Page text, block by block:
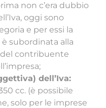
non c’era dubbio
oggi sono
e per essi la
è subordinata alla
contribuente
dell’Iva:
cc. (è possibile
solo per le imprese